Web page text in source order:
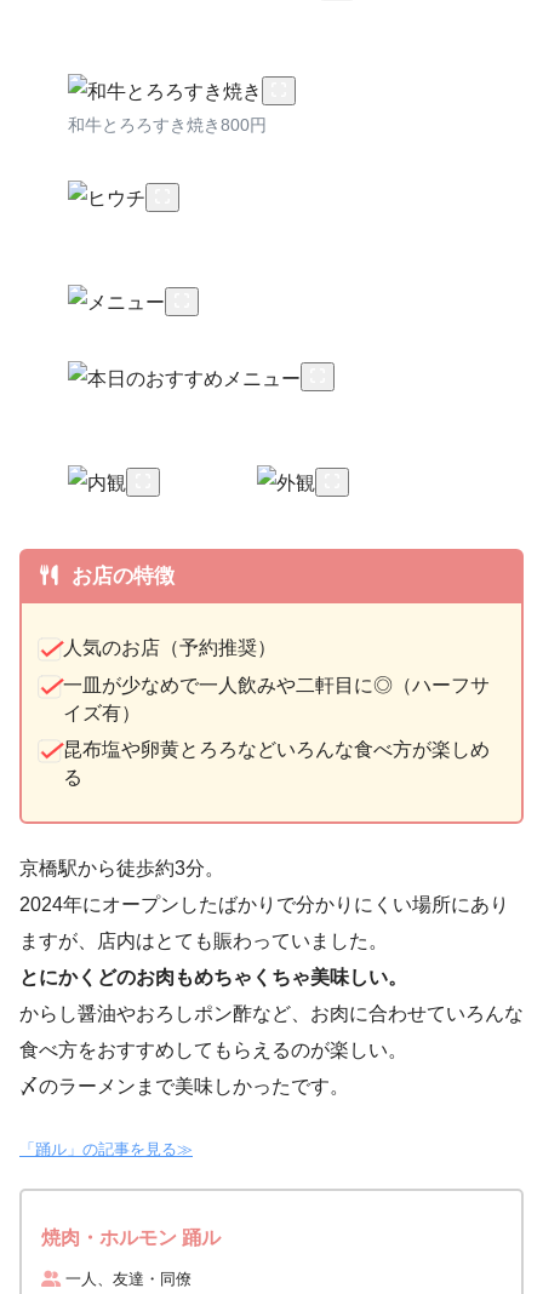
和牛とろろすき焼き800円
お店の特徴
人気のお店（予約推奨）
一皿が少なめで一人飲みや二軒目に◎（ハーフサ
イズ有）
昆布塩や卵黄とろろなどいろんな食べ方が楽しめ
る
京橋駅から徒歩約3分。
2024年にオープンしたばかりで分かりにくい場所にあり
ますが、店内はとても賑わっていました。
とにかくどのお肉もめちゃくちゃ美味しい。
からし醤油やおろしポン酢など、お肉に合わせていろんな
食べ方をおすすめしてもらえるのが楽しい。
〆のラーメンまで美味しかったです。
「踊ル」の記事を見る≫
焼肉・ホルモン 踊ル
一人、友達・同僚